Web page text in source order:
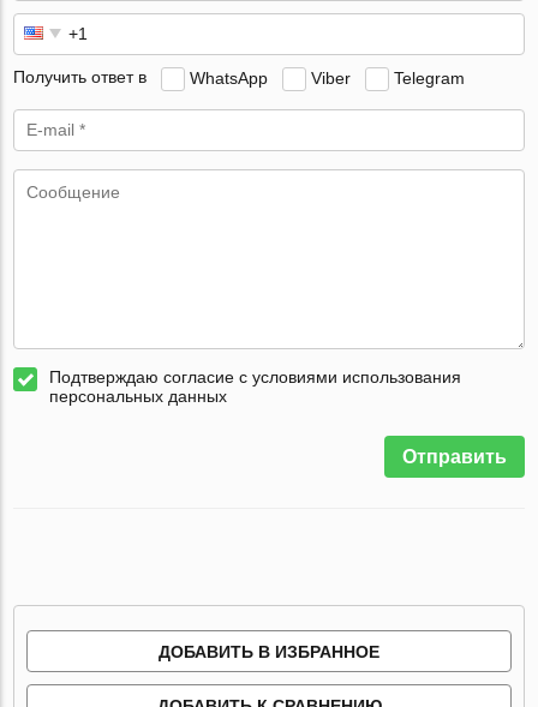
Получить ответ в WhatsApp Viber Telegram
Подтверждаю согласие с условиями использования
персональных данных
Отправить
ДОБАВИТЬ В ИЗБРАННОЕ